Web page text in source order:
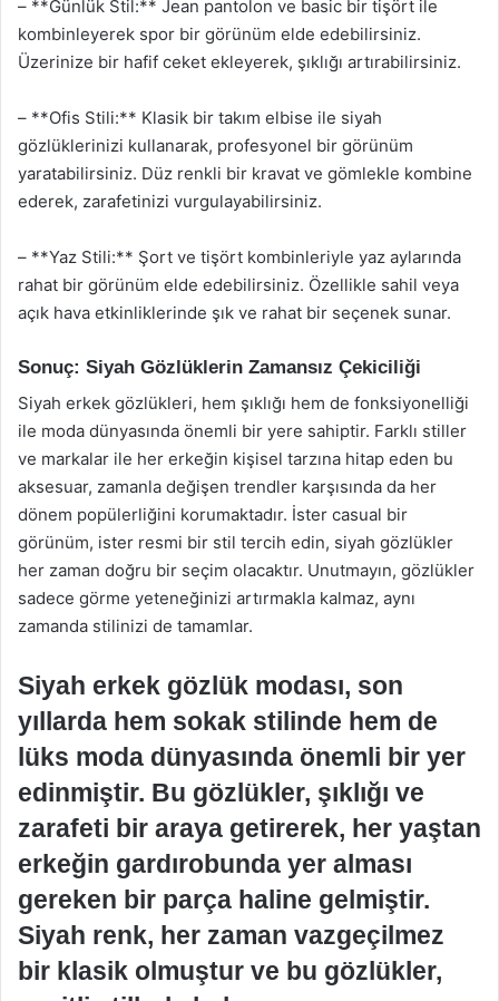
– **Günlük Stil:** Jean pantolon ve basic bir tişört ile
kombinleyerek spor bir görünüm elde edebilirsiniz.
Üzerinize bir hafif ceket ekleyerek, şıklığı artırabilirsiniz.
– **Ofis Stili:** Klasik bir takım elbise ile siyah
gözlüklerinizi kullanarak, profesyonel bir görünüm
yaratabilirsiniz. Düz renkli bir kravat ve gömlekle kombine
ederek, zarafetinizi vurgulayabilirsiniz.
– **Yaz Stili:** Şort ve tişört kombinleriyle yaz aylarında
rahat bir görünüm elde edebilirsiniz. Özellikle sahil veya
açık hava etkinliklerinde şık ve rahat bir seçenek sunar.
Sonuç: Siyah Gözlüklerin Zamansız Çekiciliği
Siyah erkek gözlükleri, hem şıklığı hem de fonksiyonelliği
ile moda dünyasında önemli bir yere sahiptir. Farklı stiller
ve markalar ile her erkeğin kişisel tarzına hitap eden bu
aksesuar, zamanla değişen trendler karşısında da her
dönem popülerliğini korumaktadır. İster casual bir
görünüm, ister resmi bir stil tercih edin, siyah gözlükler
her zaman doğru bir seçim olacaktır. Unutmayın, gözlükler
sadece görme yeteneğinizi artırmakla kalmaz, aynı
zamanda stilinizi de tamamlar.
Siyah erkek gözlük modası, son
yıllarda hem sokak stilinde hem de
lüks moda dünyasında önemli bir yer
edinmiştir. Bu gözlükler, şıklığı ve
zarafeti bir araya getirerek, her yaştan
erkeğin gardırobunda yer alması
gereken bir parça haline gelmiştir.
Siyah renk, her zaman vazgeçilmez
bir klasik olmuştur ve bu gözlükler,